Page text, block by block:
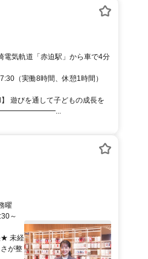
尾駅 交通アクセス JR長崎本線「道ノ尾駅」から徒歩で14分 長崎電気軌道「赤迫駅」から車で4分
（実働8時間、休憩1時間）
を通して子どもの成長を
曜
～
★ 未経
が整